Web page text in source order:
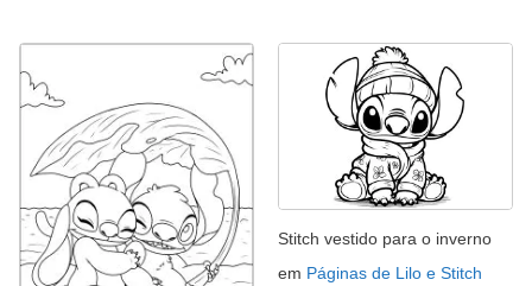
Stitch vestido para o inverno
em Páginas de Lilo e Stitch